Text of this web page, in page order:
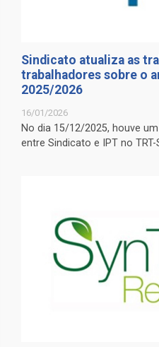
Sindicato atualiza as
trabalhadores sobre o
2025/2026
16/01/2026
No dia 15/12/2025, houve
entre Sindicato e IPT no TRT-